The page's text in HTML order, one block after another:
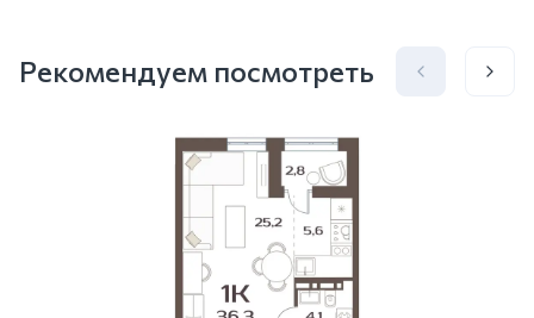
Рекомендуем посмотреть